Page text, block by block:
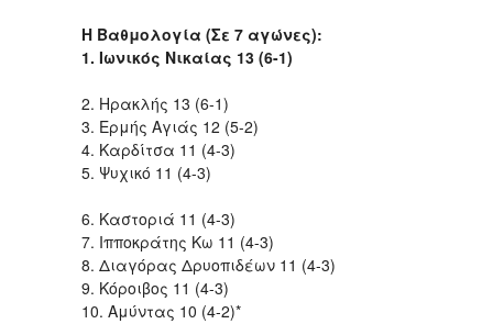
Η Βαθμολογία (Σε 7 αγώνες):
1. Ιωνικός Νικαίας 13 (6-1)
2. Ηρακλής 13 (6-1)
3. Ερμής Αγιάς 12 (5-2)
4. Καρδίτσα 11 (4-3)
5. Ψυχικό 11 (4-3)
6. Καστοριά 11 (4-3)
7. Ιπποκράτης Κω 11 (4-3)
8. Διαγόρας Δρυοπιδέων 11 (4-3)
9. Κόροιβος 11 (4-3)
10. Αμύντας 10 (4-2)*